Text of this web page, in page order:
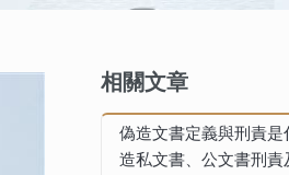
相關文章
偽造文書定義與刑責是
造私文書、公文書刑責